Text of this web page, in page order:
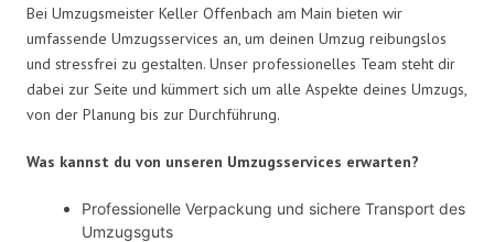
Bei Umzugsmeister Keller Offenbach am Main bieten wir
umfassende Umzugsservices an, um deinen Umzug reibungslos
und stressfrei zu gestalten. Unser professionelles Team steht dir
dabei zur Seite und kümmert sich um alle Aspekte deines Umzugs,
von der Planung bis zur Durchführung.
Was kannst du von unseren Umzugsservices erwarten?
Professionelle Verpackung und sichere Transport des
Umzugsguts